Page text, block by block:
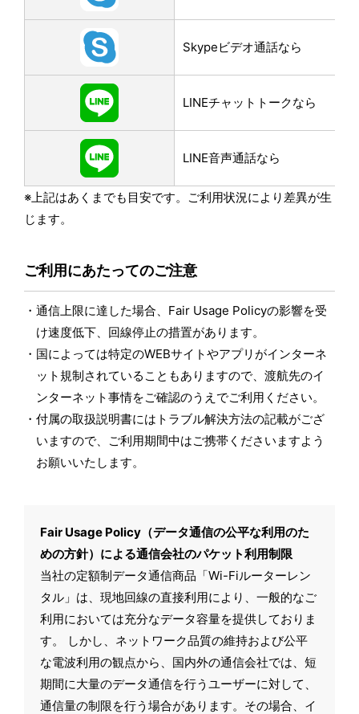
Skypeビデオ通話なら
LINEチャットトークなら
LINE音声通話なら
※上記はあくまでも目安です。ご利用状況により差異が生
じます。
ご利用にあたってのご注意
通信上限に達した場合、Fair Usage Policyの影響を受
け速度低下、回線停止の措置があります。
国によっては特定のWEBサイトやアプリがインターネ
ット規制されていることもありますので、渡航先のイ
ンターネット事情をご確認のうえでご利用ください。
付属の取扱説明書にはトラブル解決方法の記載がござ
いますので、ご利用期間中はご携帯くださいますよう
お願いいたします。
Fair Usage Policy（データ通信の公平な利用のた
めの方針）による通信会社のパケット利用制限
当社の定額制データ通信商品「Wi-Fiルーターレン
タル」は、現地回線の直接利用により、一般的なご
利用においては充分なデータ容量を提供しておりま
す。 しかし、ネットワーク品質の維持および公平
な電波利用の観点から、国内外の通信会社では、短
期間に大量のデータ通信を行うユーザーに対して、
通信量の制限を行う場合があります。その場合、イ